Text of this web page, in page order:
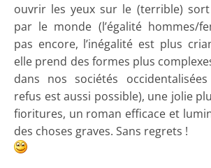
ouvrir les yeux sur le (terrible)
par le monde (l’égalité hommes/
pas encore, l’inégalité est plus
elle prend des formes plus
dans nos sociétés
refus est aussi possible), une jolie
fioritures, un roman efficace et
des choses graves. Sans regrets !